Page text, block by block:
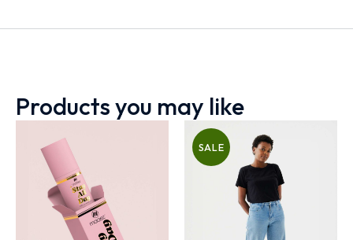
Products you may like
SALE